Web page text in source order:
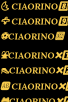
🌜 CIAORINO8️⃣
🦅 CIAORINO9️⃣
⚽️CIAORINO🔟
🆎